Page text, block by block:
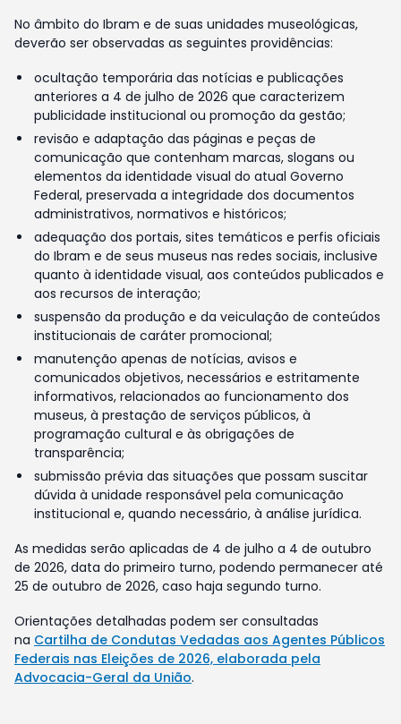
No âmbito do Ibram e de suas unidades museológicas,
deverão ser observadas as seguintes providências:
ocultação temporária das notícias e publicações
anteriores a 4 de julho de 2026 que caracterizem
publicidade institucional ou promoção da gestão;
revisão e adaptação das páginas e peças de
comunicação que contenham marcas, slogans ou
elementos da identidade visual do atual Governo
Federal, preservada a integridade dos documentos
administrativos, normativos e históricos;
adequação dos portais, sites temáticos e perfis oficiais
do Ibram e de seus museus nas redes sociais, inclusive
quanto à identidade visual, aos conteúdos publicados e
aos recursos de interação;
suspensão da produção e da veiculação de conteúdos
institucionais de caráter promocional;
manutenção apenas de notícias, avisos e
comunicados objetivos, necessários e estritamente
informativos, relacionados ao funcionamento dos
museus, à prestação de serviços públicos, à
programação cultural e às obrigações de
transparência;
submissão prévia das situações que possam suscitar
dúvida à unidade responsável pela comunicação
institucional e, quando necessário, à análise jurídica.
As medidas serão aplicadas de 4 de julho a 4 de outubro
de 2026, data do primeiro turno, podendo permanecer até
25 de outubro de 2026, caso haja segundo turno.
Orientações detalhadas podem ser consultadas
na Cartilha de Condutas Vedadas aos Agentes Públicos
Federais nas Eleições de 2026, elaborada pela
Advocacia-Geral da União.